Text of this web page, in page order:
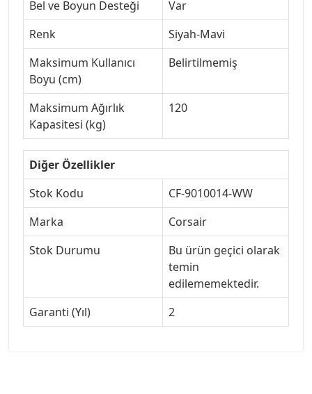
Bel ve Boyun Desteği
Var
Renk
Siyah-Mavi
Maksimum Kullanıcı
Boyu (cm)
Belirtilmemiş
Maksimum Ağırlık
Kapasitesi (kg)
120
Diğer Özellikler
Stok Kodu
CF-9010014-WW
Marka
Corsair
Stok Durumu
Bu ürün geçici olarak
temin
edilememektedir.
Garanti (Yıl)
2